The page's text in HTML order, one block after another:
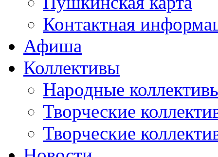
Контактная
Афиша
Коллективы
Народные
Творческие
Творческие